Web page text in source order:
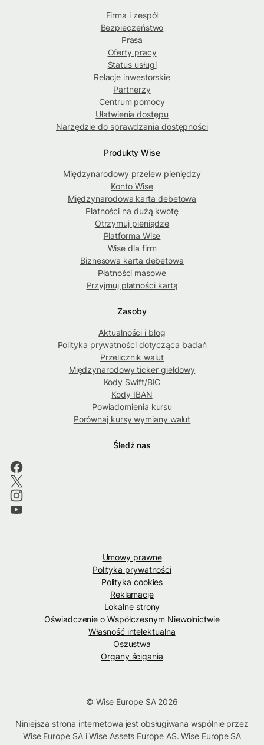
Firma i zespół
Bezpieczeństwo
Prasa
Oferty pracy
Status usługi
Relacje inwestorskie
Partnerzy
Centrum pomocy
Ułatwienia dostępu
Narzędzie do sprawdzania dostępności
Produkty Wise
Międzynarodowy przelew pieniędzy
Konto Wise
Międzynarodowa karta debetowa
Płatności na dużą kwotę
Otrzymuj pieniądze
Platforma Wise
Wise dla firm
Biznesowa karta debetowa
Płatności masowe
Przyjmuj płatności kartą
Zasoby
Aktualności i blog
Polityka prywatności dotycząca badań
Przelicznik walut
Międzynarodowy ticker giełdowy
Kody Swift/BIC
Kody IBAN
Powiadomienia kursu
Porównaj kursy wymiany walut
Śledź nas
Umowy prawne
Polityka prywatności
Polityka cookies
Reklamacje
Lokalne strony
Oświadczenie o Współczesnym Niewolnictwie
Własność intelektualna
Oszustwa
Organy ścigania
© Wise Europe SA 2026
Niniejsza strona internetowa jest obsługiwana wspólnie przez
Wise Europe SA i Wise Assets Europe AS. Wise Europe SA